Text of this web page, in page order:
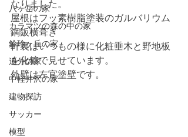
八ヶ岳の家
カラマツの森の中の家
鈴玲ヶ丘の家
追分の家
中軽井沢の家
建物探訪
サッカー
模型
なりました。
屋根はフッ素樹脂塗装のガルバリウム
鋼鈑横葺き
軒裏はいつもの様に化粧垂木と野地板
を化粧で見せています。
外壁は左官塗壁です。